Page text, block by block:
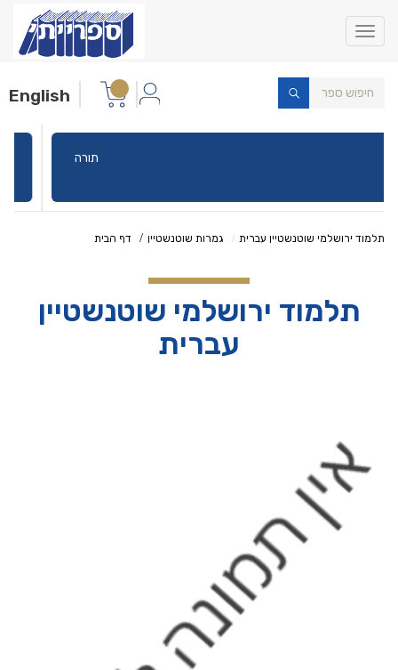
Toggle
navigation
English
דף הבית גמרות שוטנשטיין תלמוד ירושלמי שוטנשטיין עברית
תלמוד ירושלמי שוטנשטיין
עברית